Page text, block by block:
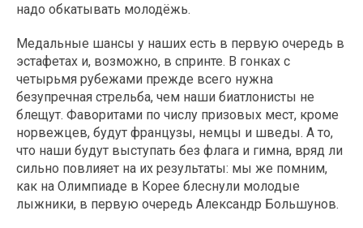
надо обкатывать молодёжь.
Медальные шансы у наших есть в первую очередь в
эстафетах и, возможно, в спринте. В гонках с
четырьмя рубежами прежде всего нужна
безупречная стрельба, чем наши биатлонисты не
блещут. Фаворитами по числу призовых мест, кроме
норвежцев, будут французы, немцы и шведы. А то,
что наши будут выступать без флага и гимна, вряд ли
сильно повлияет на их результаты: мы же помним,
как на Олимпиаде в Корее блеснули молодые
лыжники, в первую очередь Александр Большунов.